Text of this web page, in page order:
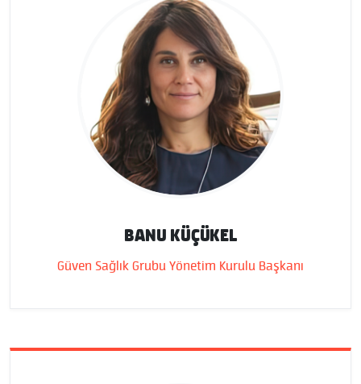
BANU KÜÇÜKEL
Güven Sağlık Grubu Yönetim Kurulu Başkanı